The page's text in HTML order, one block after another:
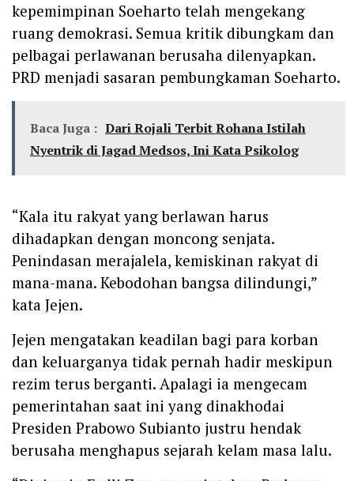
kepemimpinan Soeharto telah mengekang
ruang demokrasi. Semua kritik dibungkam dan
pelbagai perlawanan berusaha dilenyapkan.
PRD menjadi sasaran pembungkaman Soeharto.
Baca Juga : Dari Rojali Terbit Rohana Istilah
Nyentrik di Jagad Medsos, Ini Kata Psikolog
“Kala itu rakyat yang berlawan harus
dihadapkan dengan moncong senjata.
Penindasan merajalela, kemiskinan rakyat di
mana-mana. Kebodohan bangsa dilindungi,”
kata Jejen.
Jejen mengatakan keadilan bagi para korban
dan keluarganya tidak pernah hadir meskipun
rezim terus berganti. Apalagi ia mengecam
pemerintahan saat ini yang dinakhodai
Presiden Prabowo Subianto justru hendak
berusaha menghapus sejarah kelam masa lalu.